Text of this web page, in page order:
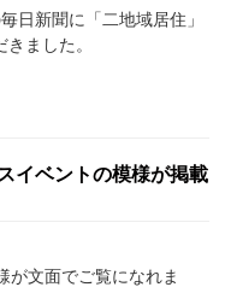
日新聞に「二地域居住」
ました。
イベントの模様が掲載
文面でご覧になれま